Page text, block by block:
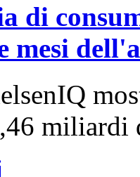
di
mesi